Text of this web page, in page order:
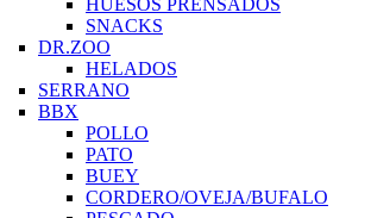
SNACKS
DR.ZOO
HELADOS
SERRANO
BBX
POLLO
PATO
BUEY
CORDERO/OVEJA/BUFALO